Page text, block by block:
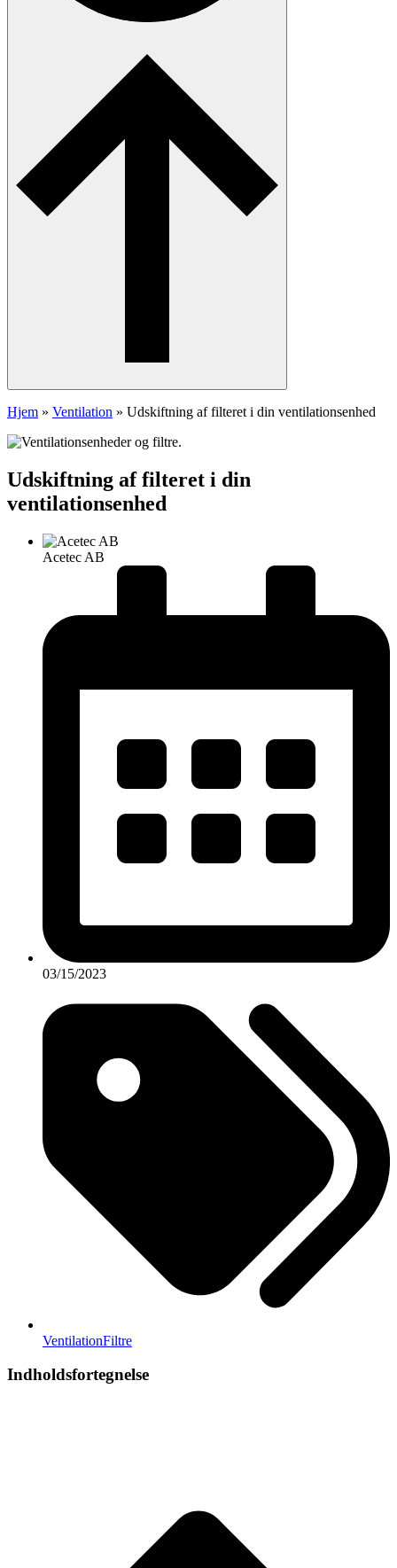
Hjem » Ventilation » Udskiftning af filteret i din ventilationsenhed
Udskiftning af filteret i din
ventilationsenhed
Acetec AB
03/15/2023
VentilationFiltre
Indholdsfortegnelse